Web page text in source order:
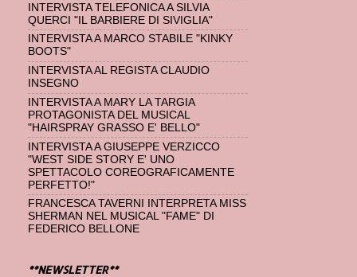
INTERVISTA TELEFONICA A SILVIA
QUERCI "IL BARBIERE DI SIVIGLIA"
INTERVISTA A MARCO STABILE "KINKY
BOOTS"
INTERVISTA AL REGISTA CLAUDIO
INSEGNO
INTERVISTA A MARY LA TARGIA
PROTAGONISTA DEL MUSICAL
"HAIRSPRAY GRASSO E' BELLO"
INTERVISTA A GIUSEPPE VERZICCO
"WEST SIDE STORY E' UNO
SPETTACOLO COREOGRAFICAMENTE
PERFETTO!"
FRANCESCA TAVERNI INTERPRETA MISS
SHERMAN NEL MUSICAL "FAME" DI
FEDERICO BELLONE
**NEWSLETTER**